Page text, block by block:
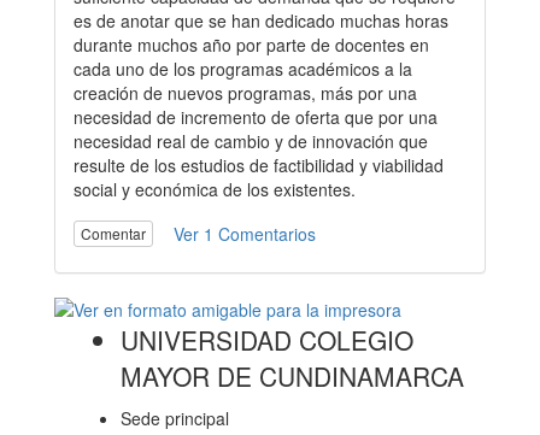
es de anotar que se han dedicado muchas horas
durante muchos año por parte de docentes en
cada uno de los programas académicos a la
creación de nuevos programas, más por una
necesidad de incremento de oferta que por una
necesidad real de cambio y de innovación que
resulte de los estudios de factibilidad y viabilidad
social y económica de los existentes.
Comentar Ver 1 Comentarios
UNIVERSIDAD COLEGIO
MAYOR DE CUNDINAMARCA
Sede principal